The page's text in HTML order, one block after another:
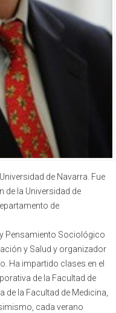
de Navarra. Fue
de la Universidad de
de
Pensamiento Sociológico
y Salud y organizador
Ha impartido clases en el
de la Facultad de
de la Facultad de Medicina,
cada verano